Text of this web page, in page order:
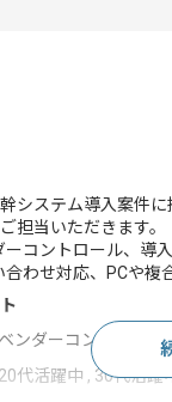
システム導入案件
担当いただきます。
ーコントロール、導
わせ対応、PCや複
ベンダーコントロール
20代活躍中 , 30代活躍